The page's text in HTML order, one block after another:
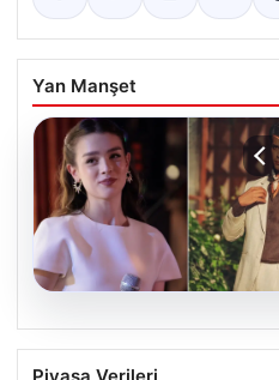
Yan Manşet
05.08.2026
‘Yeraltı’ dizisinde şok